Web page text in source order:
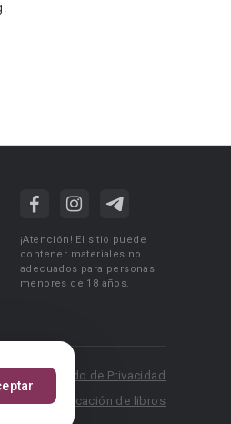
¡Atención! El sitio puede
contener materiales no
adecuados para personas
menores de 18 años.
Acuerdo de Privacidad
para la publicación de libros